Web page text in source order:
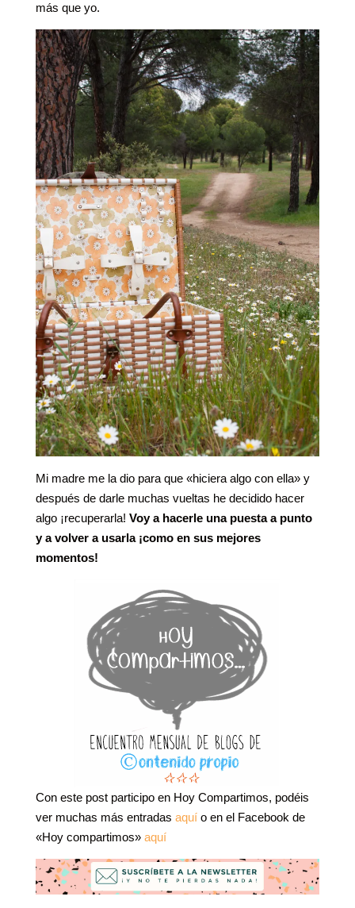
más que yo.
Mi madre me la dio para que «hiciera algo con ella» y
después de darle muchas vueltas he decidido hacer
algo ¡recuperarla! Voy a hacerle una puesta a punto
y a volver a usarla ¡como en sus mejores
momentos!
Con este post participo en Hoy Compartimos, podéis
ver muchas más entradas aquío en el Facebook de
«Hoy compartimos» aquí